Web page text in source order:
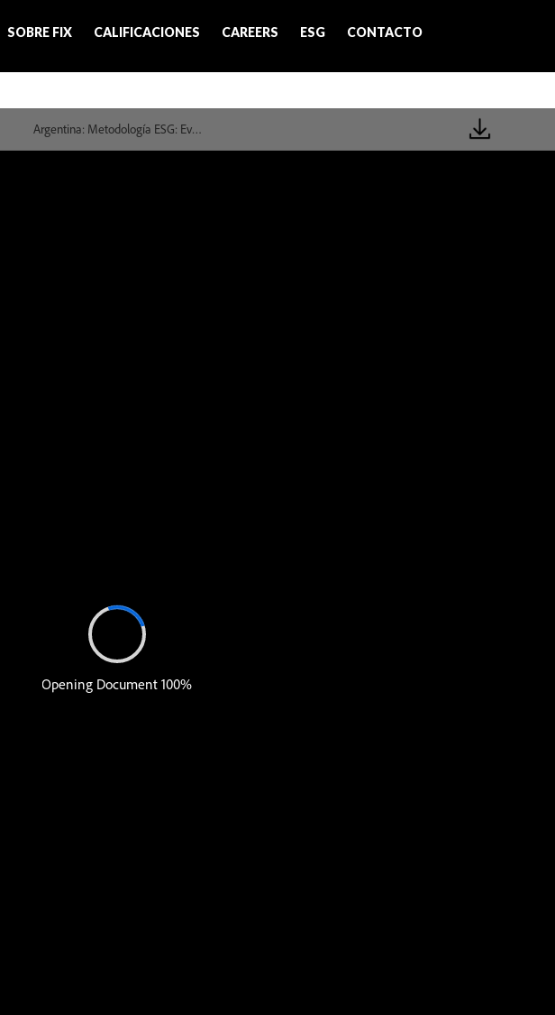
SOBRE FIX CALIFICACIONES CAREERS ESG CONTACTO